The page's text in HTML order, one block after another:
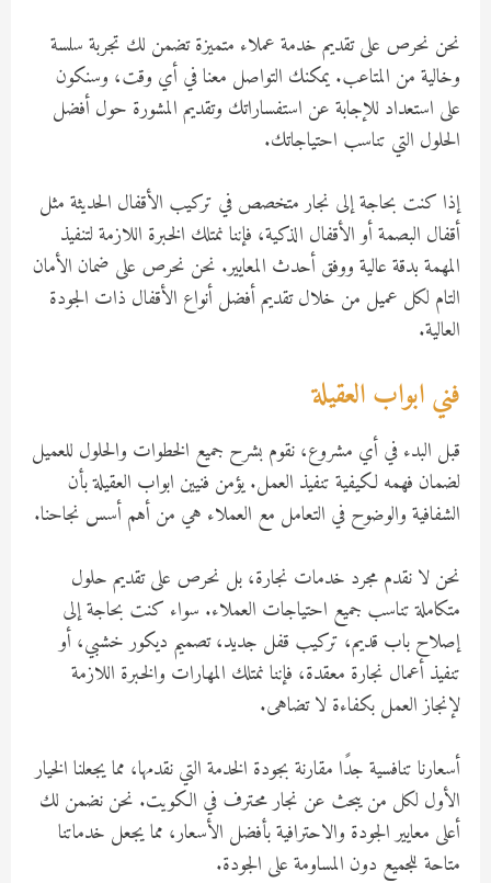
نحن نحرص على تقديم خدمة عملاء متميزة تضمن لك تجربة سلسة
وخالية من المتاعب. يمكنك التواصل معنا في أي وقت، وسنكون
على استعداد للإجابة عن استفساراتك وتقديم المشورة حول أفضل
الحلول التي تناسب احتياجاتك.
إذا كنت بحاجة إلى نجار متخصص في تركيب الأقفال الحديثة مثل
أقفال البصمة أو الأقفال الذكية، فإننا نمتلك الخبرة اللازمة لتنفيذ
المهمة بدقة عالية ووفق أحدث المعايير. نحن نحرص على ضمان الأمان
التام لكل عميل من خلال تقديم أفضل أنواع الأقفال ذات الجودة
العالية.
فني ابواب العقيلة
قبل البدء في أي مشروع، نقوم بشرح جميع الخطوات والحلول للعميل
لضمان فهمه لكيفية تنفيذ العمل. يؤمن فنيين ابواب العقيلة بأن
الشفافية والوضوح في التعامل مع العملاء هي من أهم أسس نجاحنا.
نحن لا نقدم مجرد خدمات نجارة، بل نحرص على تقديم حلول
متكاملة تناسب جميع احتياجات العملاء. سواء كنت بحاجة إلى
إصلاح باب قديم، تركيب قفل جديد، تصميم ديكور خشبي، أو
تنفيذ أعمال نجارة معقدة، فإننا نمتلك المهارات والخبرة اللازمة
لإنجاز العمل بكفاءة لا تضاهى.
أسعارنا تنافسية جدًا مقارنة بجودة الخدمة التي نقدمها، مما يجعلنا الخيار
الأول لكل من يبحث عن نجار محترف في الكويت. نحن نضمن لك
أعلى معايير الجودة والاحترافية بأفضل الأسعار، مما يجعل خدماتنا
متاحة للجميع دون المساومة على الجودة.